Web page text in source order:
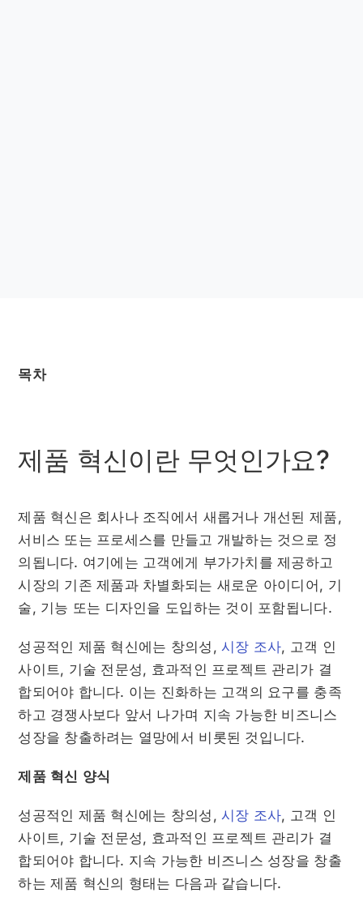
목차
제품 혁신이란 무엇인가요?
제품 혁신은 회사나 조직에서 새롭거나 개선된 제품,
서비스 또는 프로세스를 만들고 개발하는 것으로 정
의됩니다. 여기에는 고객에게 부가가치를 제공하고
시장의 기존 제품과 차별화되는 새로운 아이디어, 기
술, 기능 또는 디자인을 도입하는 것이 포함됩니다.
성공적인 제품 혁신에는 창의성,시장 조사, 고객 인
사이트, 기술 전문성, 효과적인 프로젝트 관리가 결
합되어야 합니다. 이는 진화하는 고객의 요구를 충족
하고 경쟁사보다 앞서 나가며 지속 가능한 비즈니스
성장을 창출하려는 열망에서 비롯된 것입니다.
제품 혁신 양식
성공적인 제품 혁신에는 창의성,시장 조사, 고객 인
사이트, 기술 전문성, 효과적인 프로젝트 관리가 결
합되어야 합니다. 지속 가능한 비즈니스 성장을 창출
하는 제품 혁신의 형태는 다음과 같습니다.